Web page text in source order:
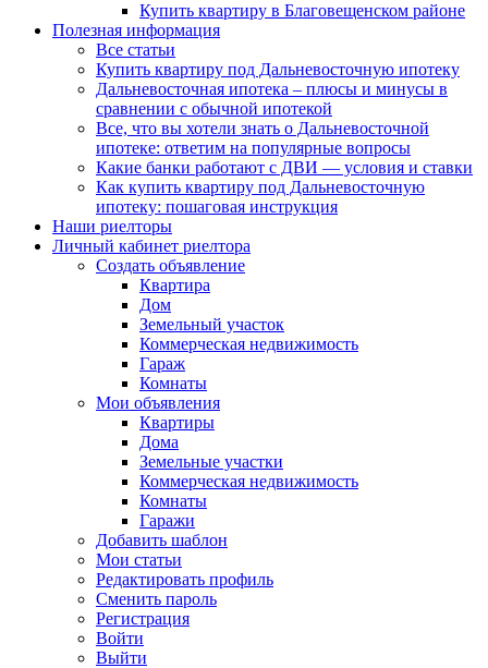
Купить квартиру в Благовещенском районе
Полезная информация
Все статьи
Купить квартиру под Дальневосточную ипотеку
Дальневосточная ипотека – плюсы и минусы в
сравнении с обычной ипотекой
Все, что вы хотели знать о Дальневосточной
ипотеке: ответим на популярные вопросы
Какие банки работают с ДВИ — условия и ставки
Как купить квартиру под Дальневосточную
ипотеку: пошаговая инструкция
Наши риелторы
Личный кабинет риелтора
Cоздать объявление
Квартира
Дом
Земельный участок
Коммерческая недвижимость
Гараж
Комнаты
Мои объявления
Квартиры
Дома
Земельные участки
Коммерческая недвижимость
Комнаты
Гаражи
Добавить шаблон
Мои статьи
Редактировать профиль
Сменить пароль
Регистрация
Войти
Выйти